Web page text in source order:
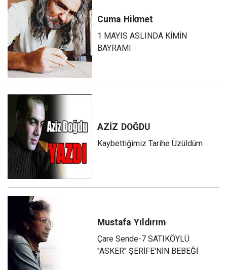
Cuma Hikmet
1 MAYIS ASLINDA KİMİN
BAYRAMI
AZİZ DOĞDU
Kaybettiğimiz Tarihe Üzüldüm
Mustafa Yıldırım
Çare Sende-7 SATIKÖYLÜ
"ASKER" ŞERİFE'NİN BEBEĞİ